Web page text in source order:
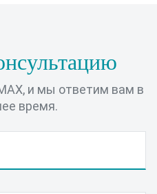
и мы ответим вам в
время.